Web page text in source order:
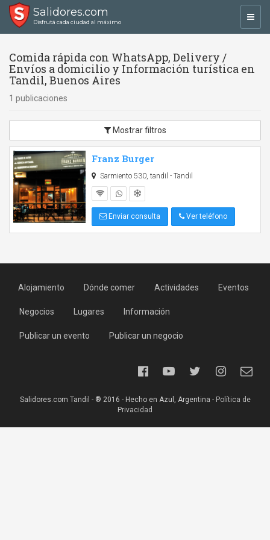
Salidores.com
Disfrutá cada ciudad al máximo
Comida rápida con WhatsApp, Delivery /
Envíos a domicilio y Información turística en
Tandil, Buenos Aires
1 publicaciones
Mostrar filtros
Franz Burger
Sarmiento 530, tandil - Tandil
Enviar consulta Ver teléfono
Alojamiento Dónde comer Actividades Eventos
Negocios Lugares Información
Publicar un evento Publicar un negocio
Salidores.com Tandil - ® 2016 - Hecho en Azul, Argentina - Política de
Privacidad